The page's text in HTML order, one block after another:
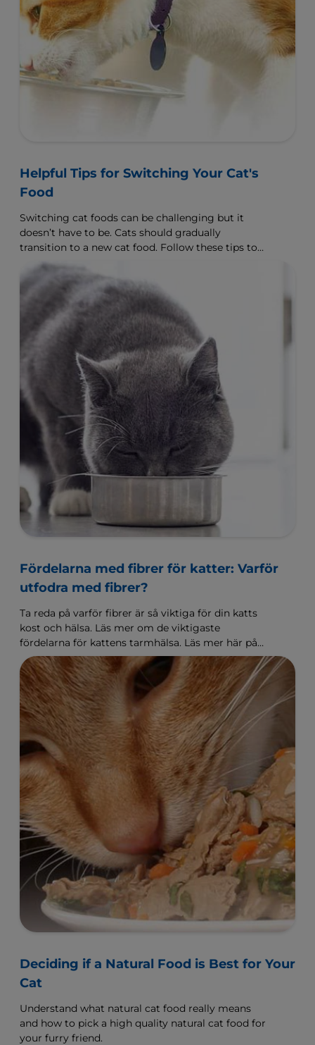
Helpful Tips for Switching Your Cat's
Food
Switching cat foods can be challenging but it
doesn’t have to be. Cats should gradually
transition to a new cat food. Follow these tips to
help ensure success.
Fördelarna med fibrer för katter: Varför
utfodra med fibrer?
Ta reda på varför fibrer är så viktiga för din katts
kost och hälsa. Läs mer om de viktigaste
fördelarna för kattens tarmhälsa. Läs mer här på
Hill's Pet Sverige.
Deciding if a Natural Food is Best for Your
Cat
Understand what natural cat food really means
and how to pick a high quality natural cat food for
your furry friend.